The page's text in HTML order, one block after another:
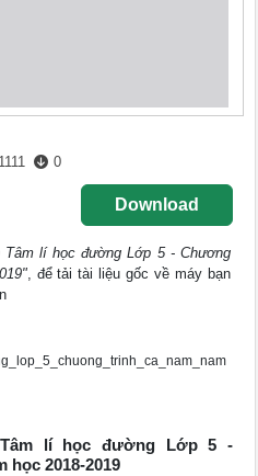
1111 0
Download
Tâm lí học đường Lớp 5 - Chương
, để tải tài liệu gốc về máy bạn
lí học đường Lớp 5 -
học 2018-2019